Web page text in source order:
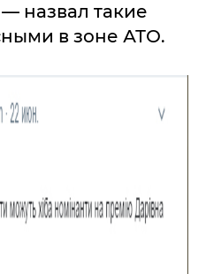
назвал такие
в зоне АТО.